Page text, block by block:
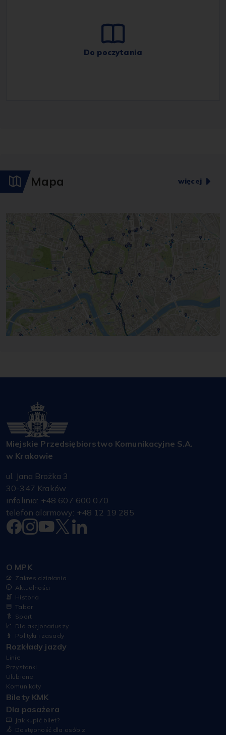
Do poczytania
Mapa więcej
Miejskie Przedsiębiorstwo Komunikacyjne S.A.
w Krakowie
ul. Jana Brożka 3
30-347 Kraków
infolinia: +48 607 600 070
telefon alarmowy: +48 12 19 285
O MPK
Zakres działania
Aktualności
Historia
Tabor
Sport
Dla akcjonariuszy
Polityki i zasady
Rozkłady jazdy
Linie
Przystanki
Ulubione
Komunikaty
Bilety KMK
Dla pasażera
Jak kupić bilet?
Dostępność dla osób z